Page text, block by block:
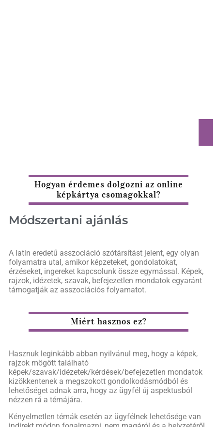
Hogyan érdemes dolgozni az online
képkártya csomagokkal?
Módszertani ajánlás
A latin eredetű asszociáció szótársítást jelent, egy olyan
folyamatra utal, amikor képzeteket, gondolatokat,
érzéseket, ingereket kapcsolunk össze egymással. Képek,
rajzok, idézetek, szavak, befejezetlen mondatok egyaránt
támogatják az asszociációs folyamatot.
Miért hasznos ez?
Hasznuk leginkább abban nyilvánul meg, hogy a képek,
rajzok mögött található
képek/szavak/idézetek/kérdések/befejezetlen mondatok
kizökkentenek a megszokott gondolkodásmódból és
lehetőséget adnak arra, hogy az ügyfél új aspektusból
nézzen rá a témájára.
Kényelmetlen témák esetén az ügyfélnek lehetősége van